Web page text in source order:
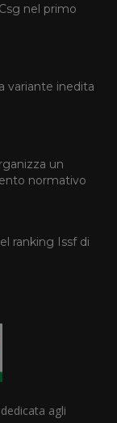
nel primo
variante inedita
un
normativo
ranking Issf di
agli